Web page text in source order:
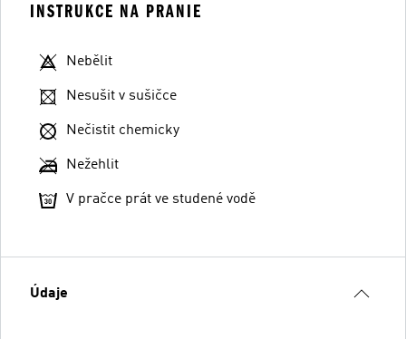
INSTRUKCE NA PRANIE
Nebělit
Nesušit v sušičce
Nečistit chemicky
Nežehlit
V pračce prát ve studené vodě
Údaje